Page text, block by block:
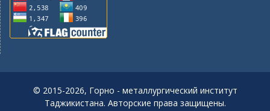
© 2015-2026, Горно - металлургический институт
Таджикистана. Авторские права защищены.